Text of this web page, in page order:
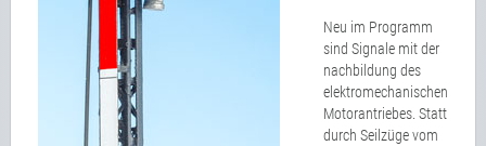
Neu im Programm
sind Signale mit der
nachbildung des
elektromechanischen
Motorantriebes. Statt
durch Seilzüge vom